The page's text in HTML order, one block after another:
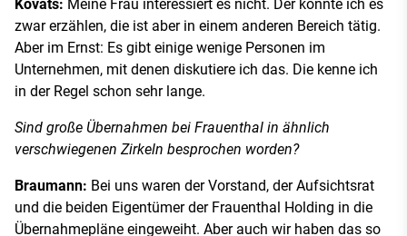
Kovats: Meine Frau interessiert es nicht. Der könnte ich es
zwar erzählen, die ist aber in einem anderen Bereich tätig.
Aber im Ernst: Es gibt einige wenige Personen im
Unternehmen, mit denen diskutiere ich das. Die kenne ich
in der Regel schon sehr lange.
Sind große Übernahmen bei Frauenthal in ähnlich
verschwiegenen Zirkeln besprochen worden?
Braumann: Bei uns waren der Vorstand, der Aufsichtsrat
und die beiden Eigentümer der Frauenthal Holding in die
Übernahmepläne eingeweiht. Aber auch wir haben das so